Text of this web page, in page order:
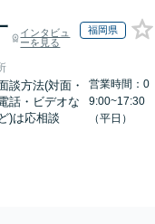
インタビュ
ーを見る
福岡県
談方法(対面・
話・ビデオな
ど)は応相談
営業時間：0
9:00~17:30
（平日）